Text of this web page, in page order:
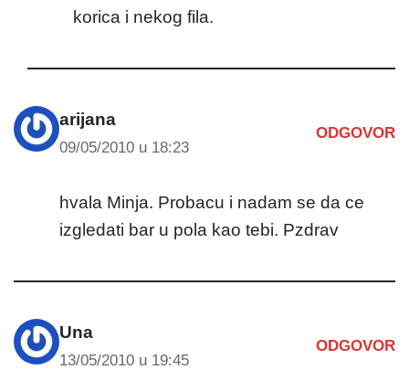
korica i nekog fila.
arijana
09/05/2010 u 18:23
ODGOVOR
hvala Minja. Probacu i nadam se da ce
izgledati bar u pola kao tebi. Pzdrav
Una
13/05/2010 u 19:45
ODGOVOR